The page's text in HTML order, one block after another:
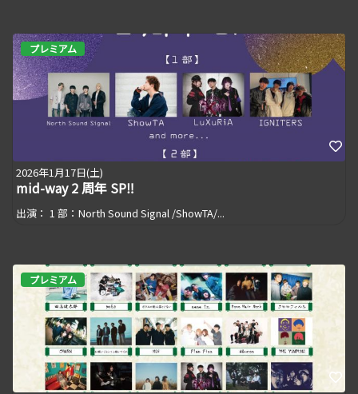
プレミアム
2026年1月17日(土)
mid-way 2 周年 SP‼
出演： 1 部：North Sound Signal /ShowTA/...
プレミアム